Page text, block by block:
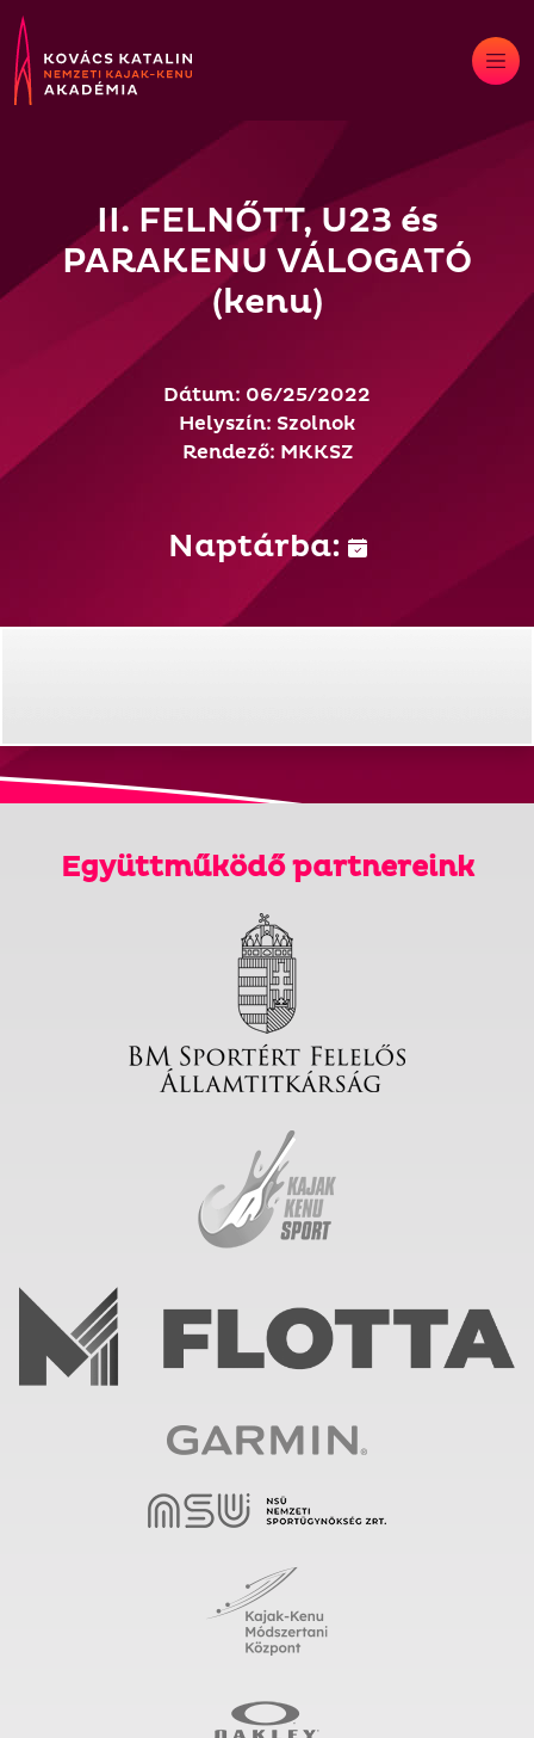
Skip
to
content
II. FELNŐTT, U23 és
PARAKENU VÁLOGATÓ
(kenu)
Dátum: 06/25/2022
Helyszín: Szolnok
Rendező: MKKSZ
Naptárba:
Együttműködő partnereink